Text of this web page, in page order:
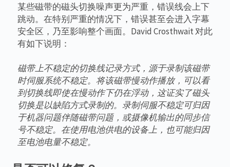
某些磁带的磁头切换噪声更为严重，错误线会上下
跳动。在特别严重的情况下，错误甚至会进入字幕
安全区，乃至影响整个画面。David Crosthwait 对此
有如下说明：
磁带上不稳定的切换线记录方式，源于录制该磁带
时伺服系统不稳定。将该磁带慢动作播放，可以看
到切换线即使在慢动作下仍在浮动，这证实了磁头
切换是以缺陷方式录制的。录制伺服不稳定可归因
于机器问题伴随磁带问题，或摄像机输出的同步信
号不稳定。在使用电池供电的设备上，也可能归因
至电池电量不稳定。